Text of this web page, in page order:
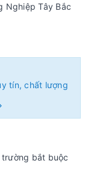
Nghiệp Tây Bắc
tín, chất lượng
bắt buộc